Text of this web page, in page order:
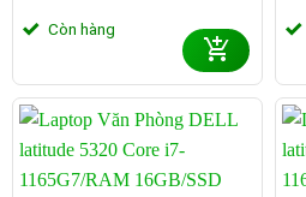
Còn hàng